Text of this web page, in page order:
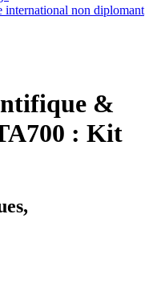
international non diplomant
&
: Kit